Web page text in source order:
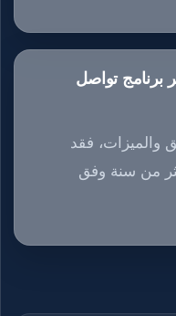
برنامج تواصل
والميزات، فقد
من سنة وفق